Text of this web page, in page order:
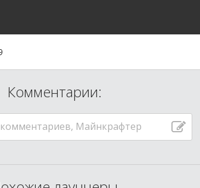
Комментарии:
Майнкрафтер